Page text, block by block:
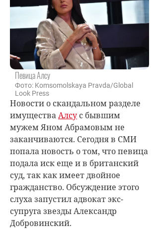
Певица Алсу
Фото: Komsomolskaya Pravda/Global
Look Press
Новости о скандальном разделе
имуществаАлсу с бывшим
мужем Яном Абрамовым не
заканчиваются. Сегодня в СМИ
попала новость о том, что певица
подала иск еще и в британский
суд, так как имеет двойное
гражданство. Обсуждение этого
слуха запустил адвокат экс-
супруга звезды Александр
Добровинский.